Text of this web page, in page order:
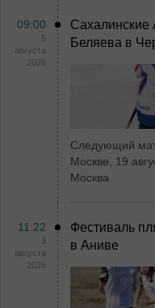
09:00
5
августа
2026
Сахалинские
Беляева в
Следующий
Москве, 19
Москва
11:22
3
августа
2026
Фестиваль
в Аниве